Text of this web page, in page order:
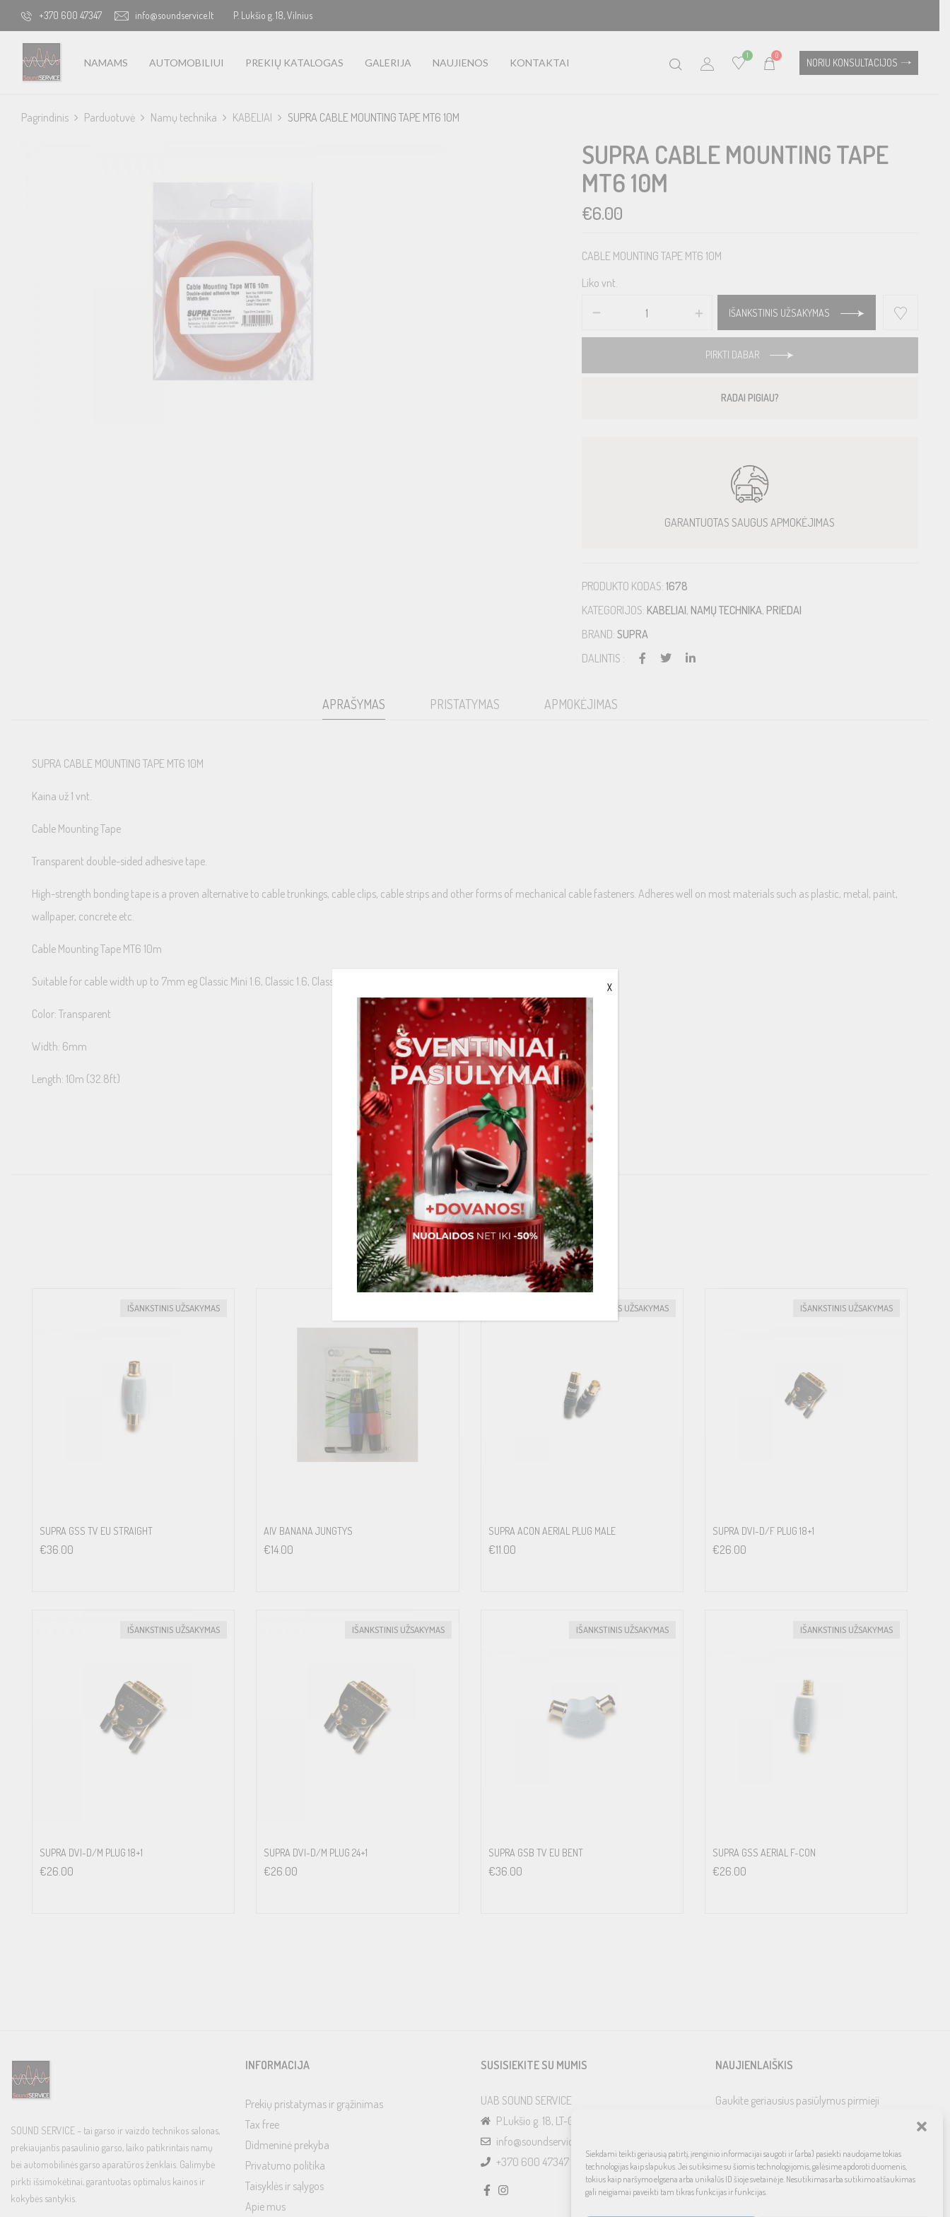
Siekdami teikti geriausią patirtį, įrenginio informacijai saugoti ir (arba) pasiekti naudojame tokias
technologijas kaip slapukus. Jei sutiksime su šiomis technologijomis, galėsime apdoroti duomenis,
tokius kaip naršymo elgsena arba unikalūs ID šioje svetainėje. Nesutikimas arba sutikimo atšaukimas
gali neigiamai paveikti tam tikras funkcijas ir funkcijas.
+370 600 47347 info@soundservice.lt P. Lukšio g. 18, Vilnius
NAMAMS AUTOMOBILIUI PREKIŲ KATALOGAS GALERIJA NAUJIENOS KONTAKTAI
1 0
NORIU KONSULTACIJOS
Pagrindinis Parduotuvė Namų technika KABELIAI SUPRA CABLE MOUNTING TAPE MT6 10M
SUPRA CABLE MOUNTING TAPE
MT6 10M
€6.00
CABLE MOUNTING TAPE MT6 10M
Liko vnt.
IŠANKSTINIS UŽSAKYMAS
PIRKTI DABAR
RADAI PIGIAU?
GARANTUOTAS SAUGUS APMOKĖJIMAS
PRODUKTO KODAS: 1678
KATEGORIJOS: KABELIAI, NAMŲ TECHNIKA, PRIEDAI
BRAND: SUPRA
DALINTIS :
APRAŠYMAS PRISTATYMAS APMOKĖJIMAS
SUPRA CABLE MOUNTING TAPE MT6 10M
Kaina už 1 vnt.
Cable Mounting Tape
Transparent double-sided adhesive tape.
High-strength bonding tape is a proven alternative to cable trunkings, cable clips, cable strips and other forms of mechanical cable fasteners. Adheres well on most materials such as plastic, metal, paint,
wallpaper, concrete etc.
Cable Mounting Tape MT6 10m
Suitable for cable width up to 7mm eg Classic Mini 1.6, Classic 1.6, Classic 2.5, Ply 2.0, Ply 3.4 etc
Color: Transparent
Width: 6mm
Length: 10m (32.8ft)
PANAŠIOS PREKĖS
IŠANKSTINIS UŽSAKYMAS
SUPRA GSS TV EU STRAIGHT
€36.00
AIV BANANA JUNGTYS
€14.00
IŠANKSTINIS UŽSAKYMAS
SUPRA ACON AERIAL PLUG MALE
€11.00
IŠANKSTINIS UŽSAKYMAS
SUPRA DVI-D/F PLUG 18+1
€26.00
IŠANKSTINIS UŽSAKYMAS
SUPRA DVI-D/M PLUG 18+1
€26.00
IŠANKSTINIS UŽSAKYMAS
SUPRA DVI-D/M PLUG 24+1
€26.00
IŠANKSTINIS UŽSAKYMAS
SUPRA GSB TV EU BENT
€36.00
IŠANKSTINIS UŽSAKYMAS
SUPRA GSS AERIAL F-CON
€26.00
SOUND SERVICE – tai garso ir vaizdo technikos salonas,
prekiaujantis pasaulinio garso, laiko patikrintais namų
bei automobilinės garso aparatūros ženklais. Galimybė
pirkti išsimokėtinai, garantuotas optimalus kainos ir
kokybės santykis.
INFORMACIJA
Prekių pristatymas ir grąžinimas
Tax free
Didmeninė prekyba
Privatumo politika
Taisyklės ir sąlygos
Apie mus
SUSISIEKITE SU MUMIS
UAB SOUND SERVICE
P.Lukšio g. 18, LT-08222, Vilnius
info@soundservice.lt
+370 600 47347
NAUJIENLAIŠKIS
Gaukite geriausius pasiūlymus pirmieji
X